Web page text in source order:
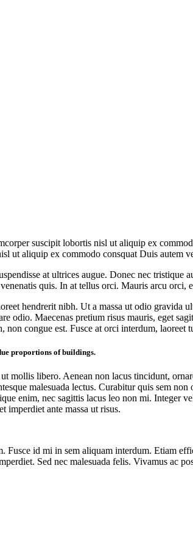
suscipit lobortis nisl ut aliquip ex
ut aliquip ex commodo consquat Duis autem
at ultrices augue. Donec nec
quis. In at tellus orci. Mauris arcu
hendrerit nibh. Ut a massa ut odio
odio. Maecenas pretium risus mauris, eget
non congue est. Fusce at orci interdum,
proportions of buildings.
mollis libero. Aenean non lacus tincidunt,
malesuada lectus. Curabitur quis sem
enim, nec sagittis lacus leo non mi. Integer
imperdiet ante massa ut risus.
Fusce id mi in sem aliquam interdum. Etiam
Sed nec malesuada felis. Vivamus ac